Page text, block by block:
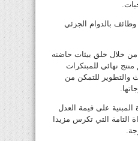
بالدوام الجزئي
من خلال خلق بيئات حاضنه
نهائي للمبتكرات
والتطوير للتمكن من
المبنية على قيمة العدل
التامة التي تكرس مزيدا